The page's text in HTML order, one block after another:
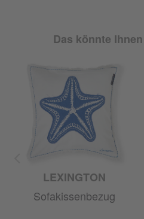
Das könnte
LEXINGTON
Sofakissenbezug